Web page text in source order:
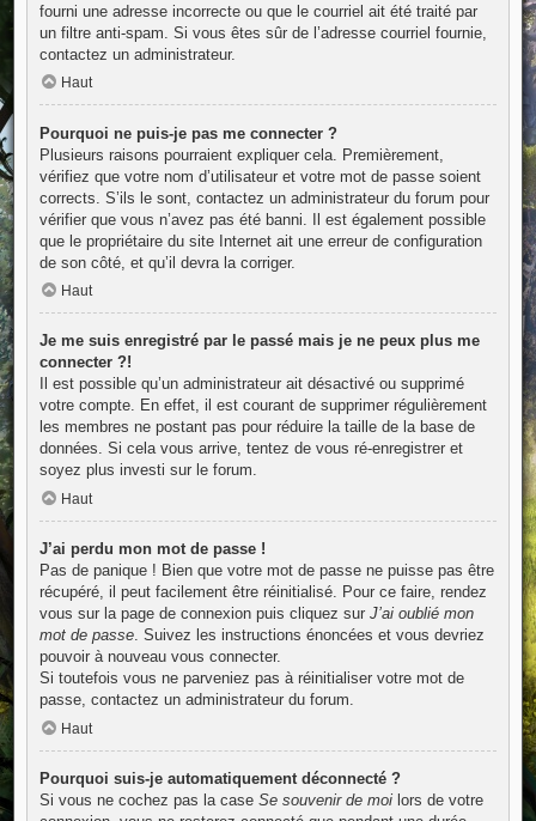
fourni une adresse incorrecte ou que le courriel ait été traité par
un filtre anti-spam. Si vous êtes sûr de l’adresse courriel fournie,
contactez un administrateur.
Haut
Pourquoi ne puis-je pas me connecter ?
Plusieurs raisons pourraient expliquer cela. Premièrement,
vérifiez que votre nom d’utilisateur et votre mot de passe soient
corrects. S’ils le sont, contactez un administrateur du forum pour
vérifier que vous n’avez pas été banni. Il est également possible
que le propriétaire du site Internet ait une erreur de configuration
de son côté, et qu’il devra la corriger.
Haut
Je me suis enregistré par le passé mais je ne peux plus me
connecter ?!
Il est possible qu’un administrateur ait désactivé ou supprimé
votre compte. En effet, il est courant de supprimer régulièrement
les membres ne postant pas pour réduire la taille de la base de
données. Si cela vous arrive, tentez de vous ré-enregistrer et
soyez plus investi sur le forum.
Haut
J’ai perdu mon mot de passe !
Pas de panique ! Bien que votre mot de passe ne puisse pas être
récupéré, il peut facilement être réinitialisé. Pour ce faire, rendez
vous sur la page de connexion puis cliquez sur J’ai oublié mon
mot de passe. Suivez les instructions énoncées et vous devriez
pouvoir à nouveau vous connecter.
Si toutefois vous ne parveniez pas à réinitialiser votre mot de
passe, contactez un administrateur du forum.
Haut
Pourquoi suis-je automatiquement déconnecté ?
Si vous ne cochez pas la case Se souvenir de moilors de votre